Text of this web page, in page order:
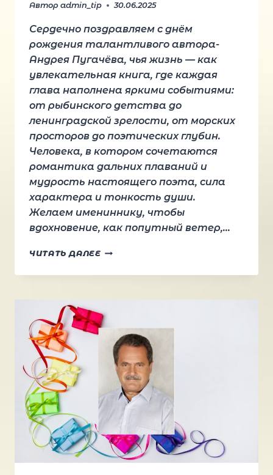
Автор admin_tip 30.06.2025
Сердечно поздравляем с днём
рождения талантливого автора-
Андрея Пугачёва, чья жизнь — как
увлекательная книга, где каждая
глава наполнена яркими событиями:
от рыбинского детства до
ленинградской зрелости, от морских
просторов до поэтических глубин.
Человека, в котором сочетаются
романтика дальних плаваний и
мудрость настоящего поэта, сила
характера и тонкость души.
Желаем имениннику, чтобы
вдохновение, как попутный ветер,…
ЧИТАТЬ ДАЛЕЕПОЗДРАВЛЯЕМ
ДНЁМ
ПУГАЧЁВА!